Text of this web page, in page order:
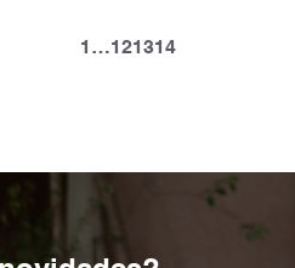
1 …121314